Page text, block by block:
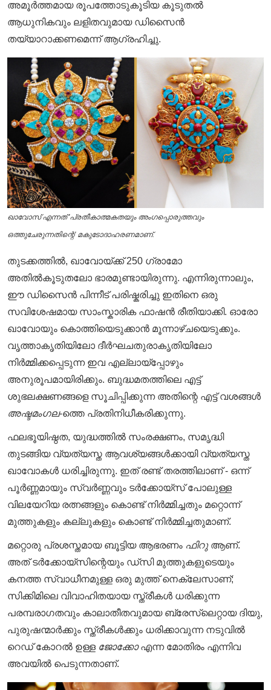
അമൂർത്തമായ രൂപത്തോടുകൂടിയ കൂടുതൽ
ആധുനികവും ലളിതവുമായ ഡിസൈൻ
തയ്യാറാക്കണമെന്ന് ആഗ്രഹിച്ചു.
ഖാവോസ് എന്നത് 'പ്രതീകാത്മകതയും അംഗപ്പൊരുത്തവും
ഒത്തുചേരുന്നതിന്റെ' മകുടോദാഹരണമാണ്.
തുടക്കത്തിൽ, ഖാവോയ്ക്ക്250 ഗ്രാമോ
അതിൽകൂടുതലോ ഭാരമുണ്ടായിരുന്നു. എന്നിരുന്നാലും,
ഈ ഡിസൈൻ പിന്നീട് പരിഷ്കരിച്ചു ഇതിനെ ഒരു
സവിശേഷമായ സാംസ്കാരിക ഫാഷൻ രീതിയാക്കി. ഓരോ
ഖാവോയും കൊത്തിയെടുക്കാൻ മൂന്നാഴ്ചയെടുക്കും.
വൃത്താകൃതിയിലോ ദീർഘചതുരാകൃതിയിലോ
നിർമ്മിക്കപ്പെടുന്ന ഇവ എല്ലായ്പ്പോഴും
അനുരൂപമായിരിക്കും. ബുദ്ധമതത്തിലെ എട്ട്
ശുഭലക്ഷണങ്ങളെ സൂചിപ്പിക്കുന്ന അതിന്റെ എട്ട് വശങ്ങൾ
അഷ്ടമംഗല-ത്തെ പ്രതിനിധീകരിക്കുന്നു.
ഫലഭൂയിഷ്ഠത, യുദ്ധത്തിൽ സംരക്ഷണം, സമൃദ്ധി
തുടങ്ങിയ വ്യത്യസ്ത ആവശ്യങ്ങൾക്കായി വ്യത്യസ്ത
ഖാവോകൾ ധരിച്ചിരുന്നു. ഇത് രണ്ട് തരത്തിലാണ് - ഒന്ന്
പൂർണ്ണമായും സ്വർണ്ണവും ടർക്കോയ്സ് പോലുള്ള
വിലയേറിയ രത്നങ്ങളും കൊണ്ട് നിർമ്മിച്ചതും മറ്റൊന്ന്
മുത്തുകളും കല്ലുകളും കൊണ്ട് നിർമ്മിച്ചതുമാണ്.
മറ്റൊരു പ്രശസ്തമായ ബൂട്ടിയ ആഭരണം ഫിറുആണ്.
അത് ടർക്കോയ്‌സിന്റെയും ഡ്സി മുത്തുകളുടെയും
കനത്ത സ്വാധീനമുള്ള ഒരു മുത്ത് നെക്ലേസാണ്;
സിക്കിമിലെ വിവാഹിതയായ സ്ത്രീകൾ ധരിക്കുന്ന
പരമ്പരാഗതവും കാലാതീതവുമായ ബ്രേസ്‌ലെറ്റായ ദിയു,
പുരുഷന്മാർക്കും സ്ത്രീകൾക്കും ധരിക്കാവുന്ന നടുവിൽ
റെഡ് കോറൽ ഉള്ള ജോക്കോഎന്ന മോതിരം എന്നിവ
അവയിൽ പെടുന്നതാണ്.